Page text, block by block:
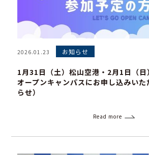
2026.01.23 お知らせ
1月31日（土）松山空港・2月1日（
オープンキャンパスにお申し込みい
らせ）
Read more